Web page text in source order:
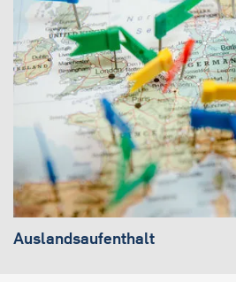
Auslandsaufenthalt